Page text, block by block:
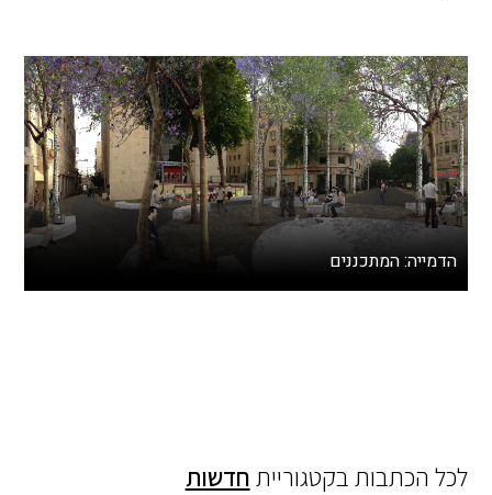
הדמייה: המתכננים
לכל הכתבות בקטגוריית חדשות